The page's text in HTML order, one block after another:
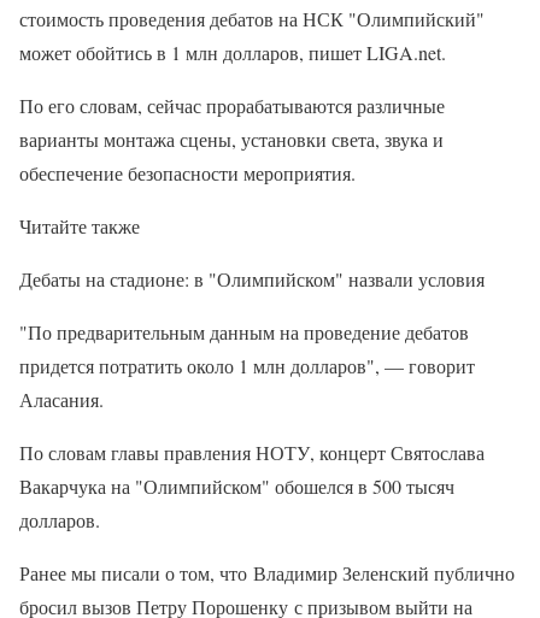
стоимость проведения дебатов на НСК "Олимпийский"
может обойтись в 1 млн долларов, пишет LIGA.net.
По его словам, сейчас прорабатываются различные
варианты монтажа сцены, установки света, звука и
обеспечение безопасности мероприятия.
Читайте также
Дебаты на стадионе: в "Олимпийском" назвали условия
"По предварительным данным на проведение дебатов
придется потратить около 1 млн долларов", — говорит
Аласания.
По словам главы правления НОТУ, концерт Святослава
Вакарчука на "Олимпийском" обошелся в 500 тысяч
долларов.
Ранее мы писали о том, что Владимир Зеленский публично
бросил вызов Петру Порошенку с призывом выйти на